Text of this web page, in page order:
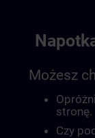
Możesz
stronę.
Czy